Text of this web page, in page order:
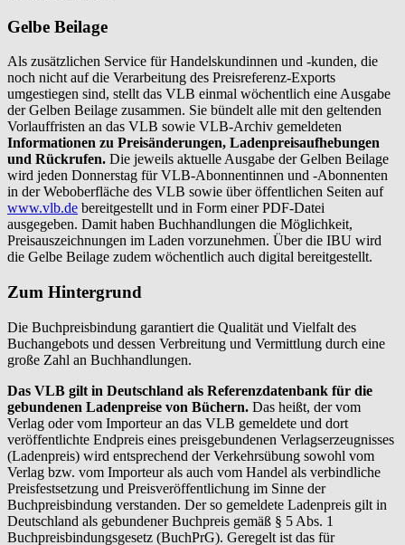
Gelbe Beilage
Als zusätzlichen Service für Handelskundinnen und -kunden, die
noch nicht auf die Verarbeitung des Preisreferenz-Exports
umgestiegen sind, stellt das VLB einmal wöchentlich eine Ausgabe
der Gelben Beilage zusammen. Sie bündelt alle mit den geltenden
Vorlauffristen an das VLB sowie VLB-Archiv gemeldeten
Informationen zu Preisänderungen, Ladenpreisaufhebungen
und Rückrufen. Die jeweils aktuelle Ausgabe der Gelben Beilage
wird jeden Donnerstag für VLB-Abonnentinnen und -Abonnenten
in der Weboberfläche des VLB sowie über öffentlichen Seiten auf
www.vlb.de bereitgestellt und in Form einer PDF-Datei
ausgegeben. Damit haben Buchhandlungen die Möglichkeit,
Preisauszeichnungen im Laden vorzunehmen. Über die IBU wird
die Gelbe Beilage zudem wöchentlich auch digital bereitgestellt.
Zum Hintergrund
Die Buchpreisbindung garantiert die Qualität und Vielfalt des
Buchangebots und dessen Verbreitung und Vermittlung durch eine
große Zahl an Buchhandlungen.
Das VLB gilt in Deutschland als Referenzdatenbank für die
gebundenen Ladenpreise von Büchern. Das heißt, der vom
Verlag oder vom Importeur an das VLB gemeldete und dort
veröffentlichte Endpreis eines preisgebundenen Verlagserzeugnisses
(Ladenpreis) wird entsprechend der Verkehrsübung sowohl vom
Verlag bzw. vom Importeur als auch vom Handel als verbindliche
Preisfestsetzung und Preisveröffentlichung im Sinne der
Buchpreisbindung verstanden. Der so gemeldete Ladenpreis gilt in
Deutschland als gebundener Buchpreis gemäß § 5 Abs. 1
Buchpreisbindungsgesetz (BuchPrG). Geregelt ist das für